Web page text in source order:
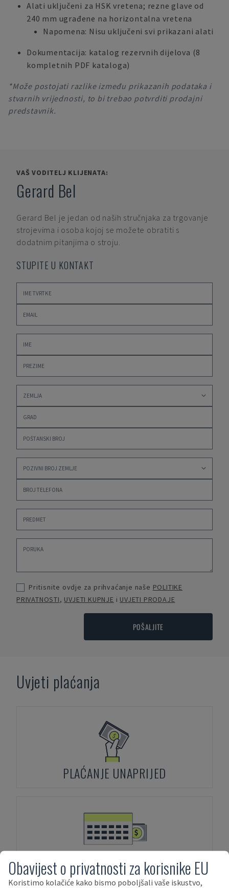
Alati uključeni za HSK vretena; rezne glave od
240 mm ugrađene na horizontalna vretena
Napomena: Nisu uključeni svi prikazani alati
Dokumentacija: katalog rezervnih dijelova (8
kompletnih PDF kataloga)
*Može postojati razlike između prikazanih podataka i
stvarnih vrijednosti, to bi trebao potvrditi prodajni
predstavnik.
VAŠ VODITELJ KLIJENATA:
Gerard Bel
Gerard Bel je jedan od naših stručnjaka za trgovanje
strojevima i osoba kojoj se možete obratiti s
dodatnim pitanjima o stroju.
STUPITE U KONTAKT
Pritisnite ovdje za prihvaćanje naše POLITIKE
PRIVATNOSTI, UVJETI KUPNJE i UVJETI PRODAJE
POŠALJITE
Uvjeti plaćanja
PLAĆANJE UNAPRIJED
FINANCIRANJE IMOVINE
Obavijest o privatnosti za korisnike EU
Koristimo kolačiće kako bismo poboljšali vaše iskustvo,